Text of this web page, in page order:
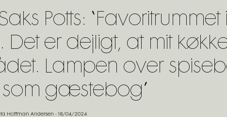
Potts: “Favoritrummet
Det er dejligt, at mit
Lampen over
gæstebog”
Hoffman Andersen - 18/04/2024